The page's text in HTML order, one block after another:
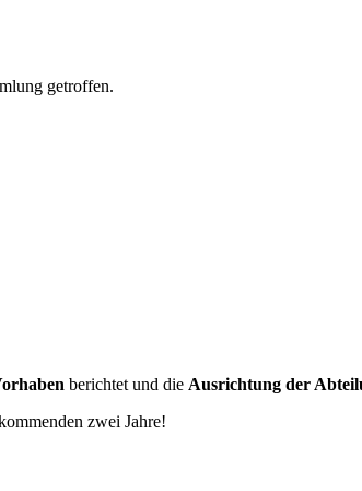
getroffen.
berichtet und dieAusrichtung der
zwei Jahre!